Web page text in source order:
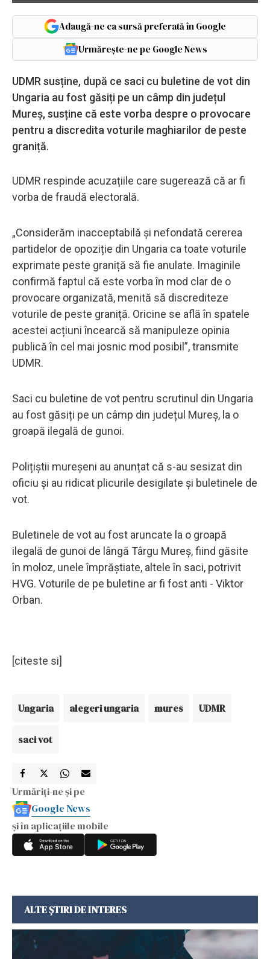
Adaugă-ne ca sursă preferată în Google
Urmărește-ne pe Google News
UDMR susține, după ce saci cu buletine de vot din
Ungaria au fost găsiți pe un câmp din județul
Mureș, susține că este vorba despre o provocare
pentru a discredita voturile maghiarilor de peste
graniță.
UDMR respinde acuzațiile care sugerează că ar fi
vorba de fraudă electorală.
„Considerăm inacceptabilă și nefondată cererea
partidelor de opoziție din Ungaria ca toate voturile
exprimate peste graniță să fie anulate. Imaginile
confirmă faptul că este vorba în mod clar de o
provocare organizată, menită să discrediteze
voturile de peste graniță. Oricine se află în spatele
acestei acțiuni încearcă să manipuleze opinia
publică în cel mai josnic mod posibil”, transmite
UDMR.
Saci cu buletine de vot pentru scrutinul din Ungaria
au fost găsiți pe un câmp din județul Mureș, la o
groapă ilegală de gunoi.
Polițiștii mureșeni au anunțat că s-au sesizat din
oficiu și au ridicat plicurile desigilate și buletinele de
vot.
Buletinele de vot au fost aruncate la o groapă
ilegală de gunoi de lângă Târgu Mureș, fiind găsite
în moloz, unele împrăștiate, altele în saci, potrivit
HVG. Voturile de pe buletine ar fi fost anti - Viktor
Orban.
[citeste si]
Ungaria alegeri ungaria mures UDMR
saci vot
Urmăriți-ne și pe
Google News
și în aplicațiile mobile
ALTE ȘTIRI DE INTERES